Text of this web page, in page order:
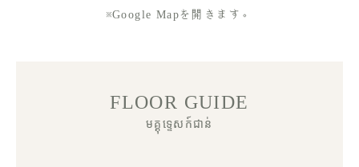
※Google Mapを開きます。
FLOOR GUIDE
មគ្គុទ្ទេសក៍ជាន់